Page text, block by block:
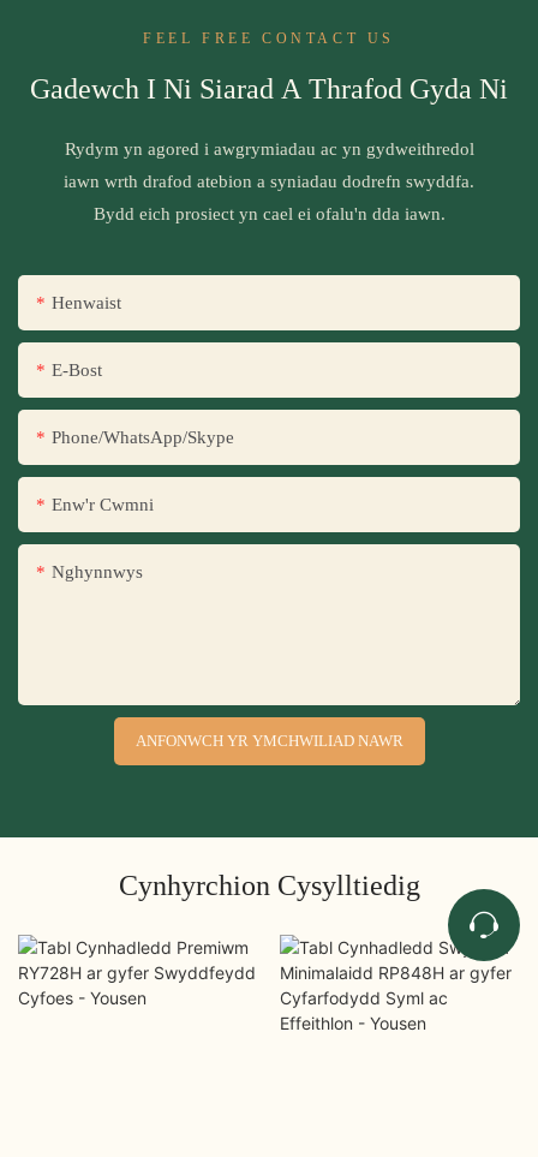
FEEL FREE CONTACT US
Gadewch I Ni Siarad A Thrafod Gyda Ni
Rydym yn agored i awgrymiadau ac yn gydweithredol
iawn wrth drafod atebion a syniadau dodrefn swyddfa.
Bydd eich prosiect yn cael ei ofalu'n dda iawn.
Henwaist
E-Bost
Phone/WhatsApp/Skype
Enw'r Cwmni
Nghynnwys
ANFONWCH YR YMCHWILIAD NAWR
Cynhyrchion Cysylltiedig